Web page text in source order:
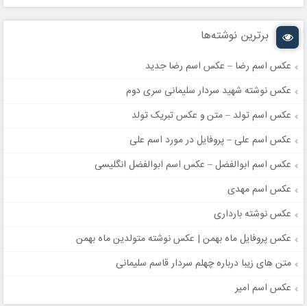
برترین نوشته‌ها
عکس اسم رضا – عکس اسم رضا جدید
عکس نوشته شهید سردار سلیمانی سری دوم
عکس اسم تولد – متن و عکس تبریک تولد
عکس اسم علی – پروفایل در مورد اسم علی
عکس اسم ابوالفضل – عکس اسم ابوالفضل انگلیسی
عکس اسم مهدی
عکس نوشته بارداری
عکس پروفایل ماه بهمن | عکس نوشته متولدین ماه بهمن
متن های زیبا درباره چهلم سردار قاسم سلیمانی
عکس اسم امیر